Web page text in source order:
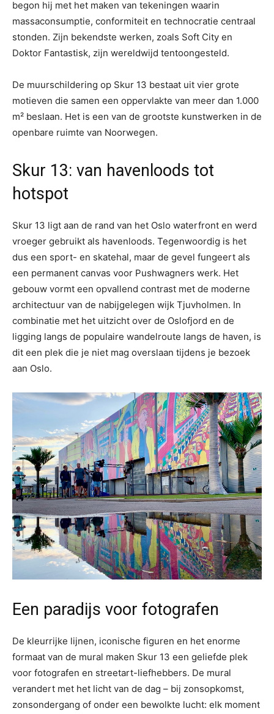
begon hij met het maken van tekeningen waarin
massaconsumptie, conformiteit en technocratie centraal
stonden. Zijn bekendste werken, zoals Soft City en
Doktor Fantastisk, zijn wereldwijd tentoongesteld.
De muurschildering op Skur 13 bestaat uit vier grote
motieven die samen een oppervlakte van meer dan 1.000
m² beslaan. Het is een van de grootste kunstwerken in de
openbare ruimte van Noorwegen.
Skur 13: van havenloods tot
hotspot
Skur 13 ligt aan de rand van het Oslo waterfront en werd
vroeger gebruikt als havenloods. Tegenwoordig is het
dus een sport- en skatehal, maar de gevel fungeert als
een permanent canvas voor Pushwagners werk. Het
gebouw vormt een opvallend contrast met de moderne
architectuur van de nabijgelegen wijk Tjuvholmen. In
combinatie met het uitzicht over de Oslofjord en de
ligging langs de populaire wandelroute langs de haven, is
dit een plek die je niet mag overslaan tijdens je bezoek
aan Oslo.
Een paradijs voor fotografen
De kleurrijke lijnen, iconische figuren en het enorme
formaat van de mural maken Skur 13 een geliefde plek
voor fotografen en streetart-liefhebbers. De mural
verandert met het licht van de dag – bij zonsopkomst,
zonsondergang of onder een bewolkte lucht: elk moment